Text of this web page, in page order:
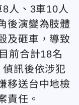
人、3車10人
後演變為肢體
及砸車，導致
前合計18名
訊後依涉犯
移送台中地檢
責任。